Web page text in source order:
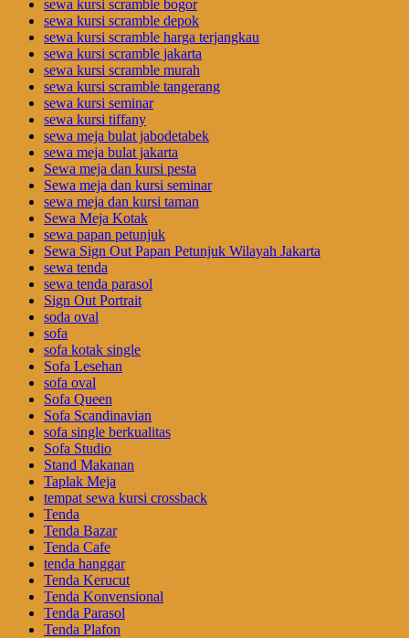
sewa kursi scramble bogor
sewa kursi scramble depok
sewa kursi scramble harga terjangkau
sewa kursi scramble jakarta
sewa kursi scramble murah
sewa kursi scramble tangerang
sewa kursi seminar
sewa kursi tiffany
sewa meja bulat jabodetabek
sewa meja bulat jakarta
Sewa meja dan kursi pesta
Sewa meja dan kursi seminar
sewa meja dan kursi taman
Sewa Meja Kotak
sewa papan petunjuk
Sewa Sign Out Papan Petunjuk Wilayah Jakarta
sewa tenda
sewa tenda parasol
Sign Out Portrait
soda oval
sofa
sofa kotak single
Sofa Lesehan
sofa oval
Sofa Queen
Sofa Scandinavian
sofa single berkualitas
Sofa Studio
Stand Makanan
Taplak Meja
tempat sewa kursi crossback
Tenda
Tenda Bazar
Tenda Cafe
tenda hanggar
Tenda Kerucut
Tenda Konvensional
Tenda Parasol
Tenda Plafon